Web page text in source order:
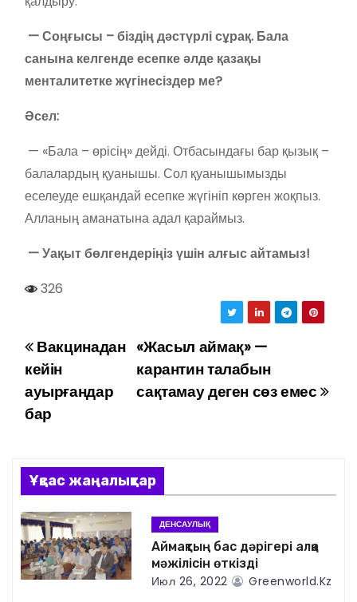
— Соңғысы – біздің дәстүрлі сұрақ. Бала
санына келгенде есепке әлде қазақы
менталитетке жүгінесіздер ме?
Әсел:
— «Бала – өрісің» дейді. Отбасындағы бар қызық –
балалардың қуанышы. Сол қуанышымызды
еселеуде ешқандай есепке жүгініп көрген жоқпыз.
Алланың аманатына адал қараймыз.
— Уақыт бөлгендеріңіз үшін алғыс айтамыз!
326
Н
а
в
г
а
ц
и
«Жасыл аймақ» —
карантин талабын
сақтамау деген сөз емес
Вакцинадан
кейін
ауырғандар
бар
Ұқсас жаңалықтар
ДЕНСАУЛЫҚ
Аймақтың бас дәрігері алқа
мәжілісін өткізді
Июл 26, 2022 Greenworld.kz